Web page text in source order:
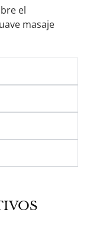
el
masaje